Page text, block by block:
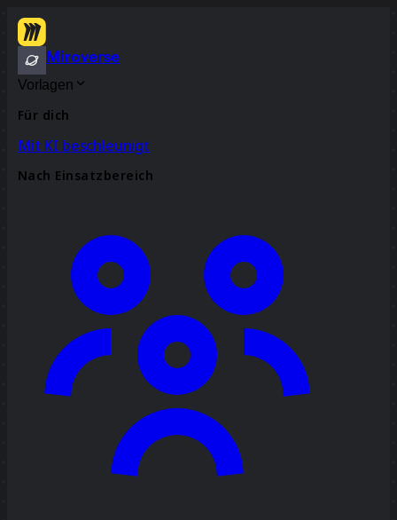
Miroverse
Vorlagen
Für dich
Mit KI beschleunigt
Nach Einsatzbereich